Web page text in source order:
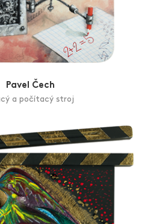
Pavel Čech
a počítacý stroj